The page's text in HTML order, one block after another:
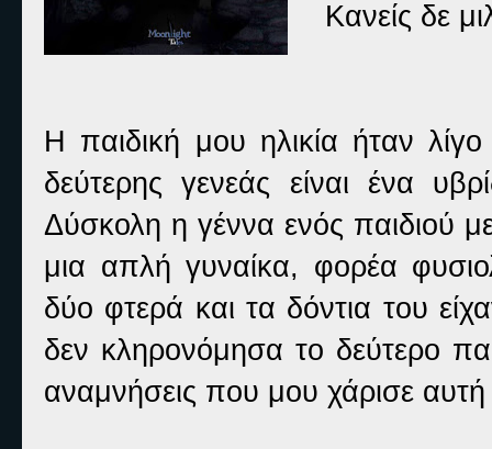
Κανείς δε
Η παιδική μου ηλικία ήταν
δεύτερης γενεάς είναι ένα
Δύσκολη η γέννα ενός παιδιού
μια απλή γυναίκα, φορέα
δύο φτερά και τα δόντια του
δεν κληρονόμησα το δεύτερο
αναμνήσεις που μου χάρισε αυτή